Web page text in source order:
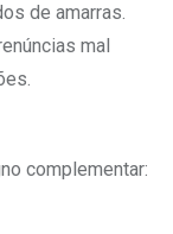
de amarras.
mal
complementar: